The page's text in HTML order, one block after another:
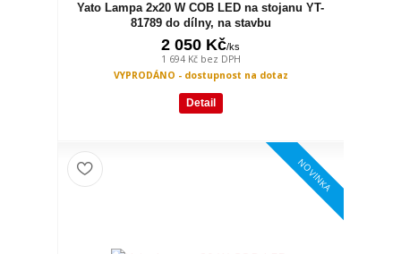
Yato Lampa 2x20 W COB LED na stojanu YT-
81789 do dílny, na stavbu
2 050 Kč/ks
1 694 Kč bez DPH
VYPRODÁNO - dostupnost na dotaz
Detail
NOVINKA